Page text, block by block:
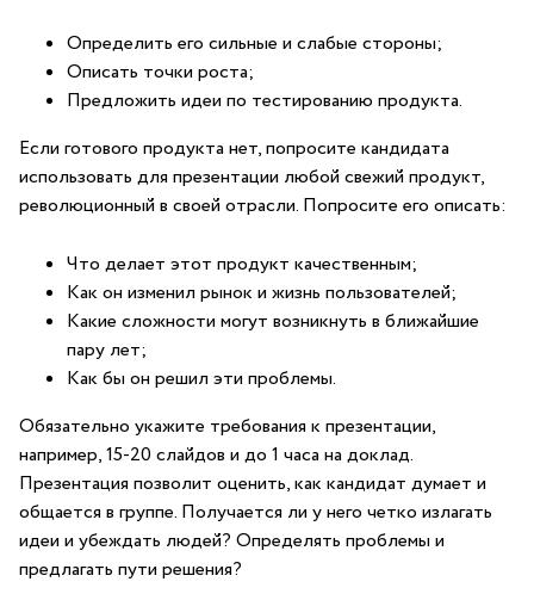
Определить его сильные и слабые стороны;
Описать точки роста;
Предложить идеи по тестированию продукта.
Если готового продукта нет, попросите кандидата
использовать для презентации любой свежий продукт,
революционный в своей отрасли. Попросите его описать:
Что делает этот продукт качественным;
Как он изменил рынок и жизнь пользователей;
Какие сложности могут возникнуть в ближайшие
пару лет;
Как бы он решил эти проблемы.
Обязательно укажите требования к презентации,
например, 15-20 слайдов и до 1 часа на доклад.
Презентация позволит оценить, как кандидат думает и
общается в группе. Получается ли у него четко излагать
идеи и убеждать людей? Определять проблемы и
предлагать пути решения?